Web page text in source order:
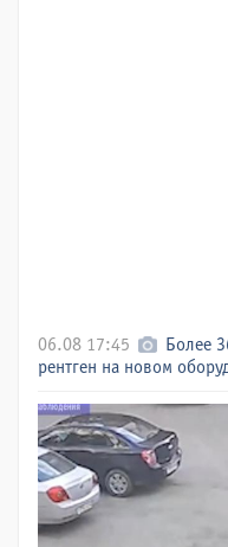
06.08 17:45
Более
рентген на новом